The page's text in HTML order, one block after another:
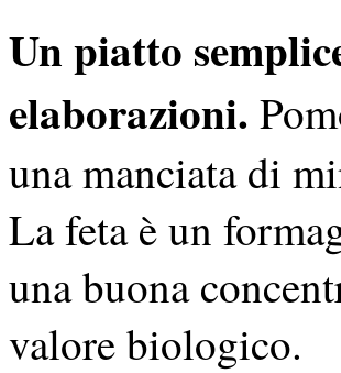
Un piatto
elaborazioni.
una manciata di
La feta è un
una buona
valore biologico.